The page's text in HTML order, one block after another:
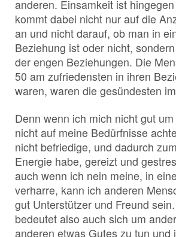
anderen. Einsamkeit ist
kommt dabei nicht nur auf die
an und nicht darauf, ob man in
Beziehung ist oder nicht,
der engen Beziehungen. Die
50 am zufriedensten in ihren
waren, waren die gesündesten
Denn wenn ich mich nicht gut
nicht auf meine Bedürfnisse
nicht befriedige, und dadurch
Energie habe, gereizt und
auch wenn ich nein meine, in
verharre, kann ich anderen
gut Unterstützer und Freund
bedeutet also auch sich um
anderen etwas Gutes zu tun und